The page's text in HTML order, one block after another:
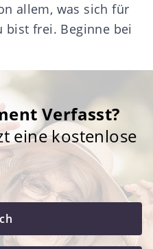
allem, was sich für
bist frei. Beginne bei
Verfasst?
eine kostenlose